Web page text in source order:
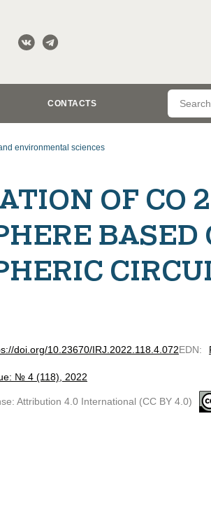
CONTACTS
environmental sciences
OF CO
BASED
doi.org/10.23670/IRJ.2022.118.4.072EDN:
№ 4 (118), 2022
Attribution 4.0 International (CC BY 4.0)